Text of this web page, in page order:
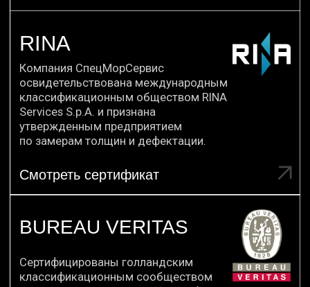
Благодарим
ОТЗЫВЫ
КЛИЕНТОВ
Мы ценим наших клиентов и всегда рады
ФГБУ "МОРСПАССЛУЖБА"